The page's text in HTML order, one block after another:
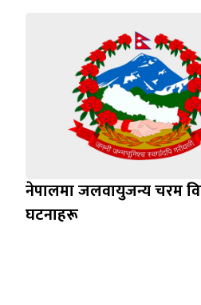
नेपालमा जलवायुजन्य चरम
घटनाहरू